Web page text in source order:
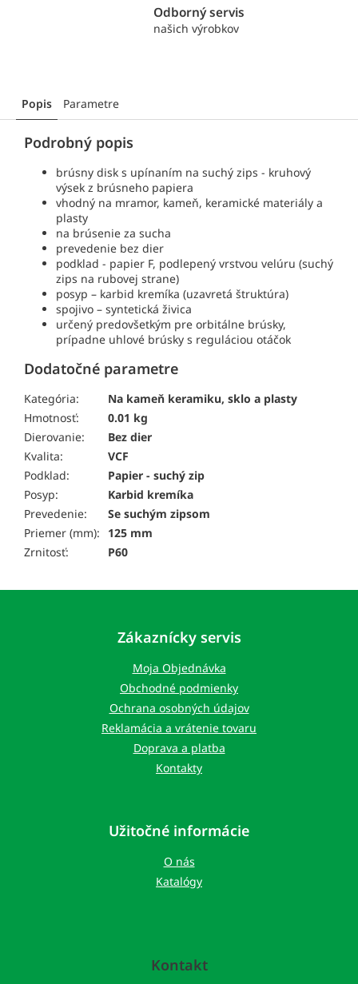
Odborný servis
našich výrobkov
Popis Parametre
Podrobný popis
brúsny disk s upínaním na suchý zips - kruhový
výsek z brúsneho papiera
vhodný na mramor, kameň, keramické materiály a
plasty
na brúsenie za sucha
prevedenie bez dier
podklad - papier F, podlepený vrstvou velúru (suchý
zips na rubovej strane)
posyp – karbid kremíka (uzavretá štruktúra)
spojivo – syntetická živica
určený predovšetkým pre orbitálne brúsky,
prípadne uhlové brúsky s reguláciou otáčok
Dodatočné parametre
Kategória:
Na kameň keramiku, sklo a plasty
Hmotnosť:
0.01 kg
Dierovanie:
Bez dier
Kvalita:
VCF
Podklad:
Papier - suchý zip
Posyp:
Karbid kremíka
Prevedenie:
Se suchým zipsom
Priemer (mm):
125 mm
Zrnitosť:
P60
Zákaznícky servis
Moja Objednávka
Obchodné podmienky
Ochrana osobných údajov
Reklamácia a vrátenie tovaru
Doprava a platba
Kontakty
Užitočné informácie
O nás
Katalógy
Kontakt